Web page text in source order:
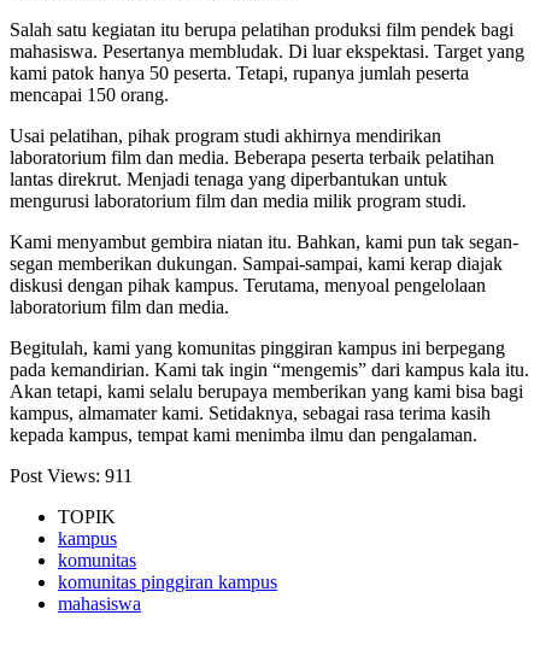
Salah satu kegiatan itu berupa pelatihan produksi film pendek bagi
mahasiswa. Pesertanya membludak. Di luar ekspektasi. Target yang
kami patok hanya 50 peserta. Tetapi, rupanya jumlah peserta
mencapai 150 orang.
Usai pelatihan, pihak program studi akhirnya mendirikan
laboratorium film dan media. Beberapa peserta terbaik pelatihan
lantas direkrut. Menjadi tenaga yang diperbantukan untuk
mengurusi laboratorium film dan media milik program studi.
Kami menyambut gembira niatan itu. Bahkan, kami pun tak segan-
segan memberikan dukungan. Sampai-sampai, kami kerap diajak
diskusi dengan pihak kampus. Terutama, menyoal pengelolaan
laboratorium film dan media.
Begitulah, kami yang komunitas pinggiran kampus ini berpegang
pada kemandirian. Kami tak ingin “mengemis” dari kampus kala itu.
Akan tetapi, kami selalu berupaya memberikan yang kami bisa bagi
kampus, almamater kami. Setidaknya, sebagai rasa terima kasih
kepada kampus, tempat kami menimba ilmu dan pengalaman.
Post Views: 911
TOPIK
kampus
komunitas
komunitas pinggiran kampus
mahasiswa